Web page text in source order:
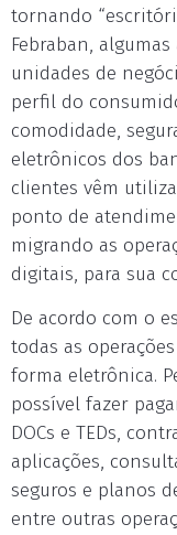
tornando
Febraban,
unidades de
perfil do
comodidade,
eletrônicos dos
clientes vêm
ponto de
migrando as
digitais, para sua
De acordo com o
todas as
forma eletrônica.
possível fazer
DOCs e TEDs,
aplicações,
seguros e planos
entre outras